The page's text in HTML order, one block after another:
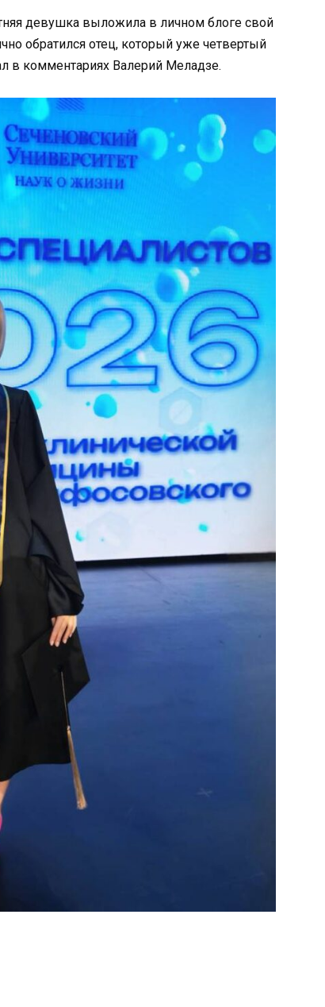
девушка выложила в личном блоге свой
обратился отец, который уже четвертый
в комментариях Валерий Меладзе.